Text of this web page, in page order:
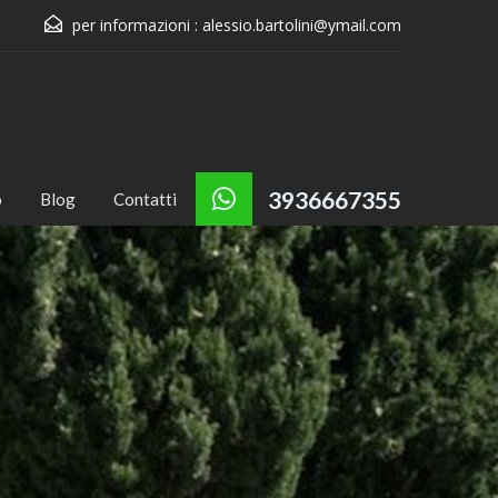
per informazioni : alessio.bartolini@ymail.com
3936667355
Blog Contatti